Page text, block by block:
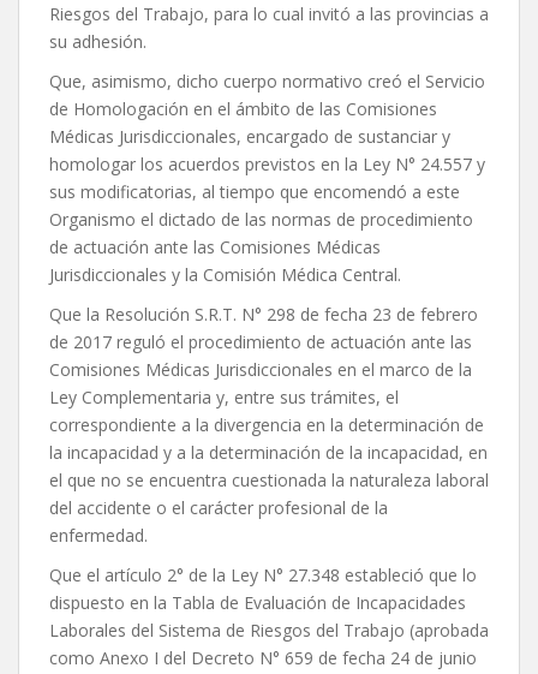
Riesgos del Trabajo, para lo cual invitó a las provincias a
su adhesión.
Que, asimismo, dicho cuerpo normativo creó el Servicio
de Homologación en el ámbito de las Comisiones
Médicas Jurisdiccionales, encargado de sustanciar y
homologar los acuerdos previstos en la Ley N° 24.557 y
sus modificatorias, al tiempo que encomendó a este
Organismo el dictado de las normas de procedimiento
de actuación ante las Comisiones Médicas
Jurisdiccionales y la Comisión Médica Central.
Que la Resolución S.R.T. N° 298 de fecha 23 de febrero
de 2017 reguló el procedimiento de actuación ante las
Comisiones Médicas Jurisdiccionales en el marco de la
Ley Complementaria y, entre sus trámites, el
correspondiente a la divergencia en la determinación de
la incapacidad y a la determinación de la incapacidad, en
el que no se encuentra cuestionada la naturaleza laboral
del accidente o el carácter profesional de la
enfermedad.
Que el artículo 2° de la Ley N° 27.348 estableció que lo
dispuesto en la Tabla de Evaluación de Incapacidades
Laborales del Sistema de Riesgos del Trabajo (aprobada
como Anexo I del Decreto N° 659 de fecha 24 de junio